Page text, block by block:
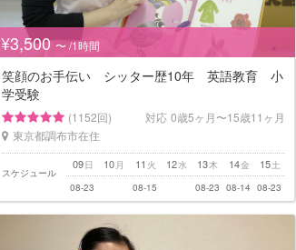
¥3,500 〜 /1時間
笑顔のお手伝い シッター歴10年 英語教育 小
学受験
(1152回) 対応 0歳5ヶ月〜15歳11ヶ月
東京都調布市在住
スケジュール
日
09 月
10 火
11 水
12 木
13 金
14 土
15
08-23 08-15 08-23 08-14 08-23